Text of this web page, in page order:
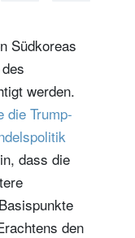
Südkoreas
werden.
die Trump-
dass die
den